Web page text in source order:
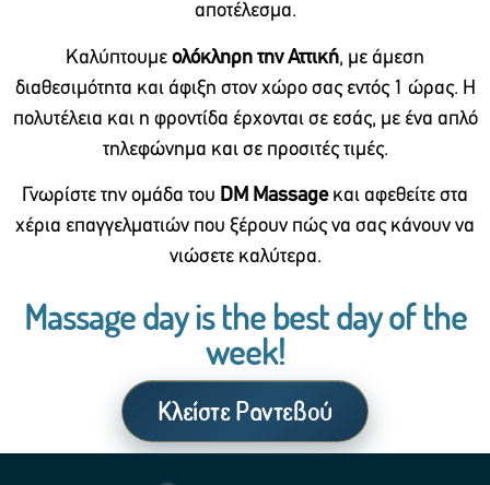
αποτέλεσμα.
Καλύπτουμε ολόκληρη την Αττική, με άμεση
διαθεσιμότητα και άφιξη στον χώρο σας εντός 1 ώρας. Η
πολυτέλεια και η φροντίδα έρχονται σε εσάς, με ένα απλό
τηλεφώνημα και σε προσιτές τιμές.
Γνωρίστε την ομάδα του DM Massageκαι αφεθείτε στα
χέρια επαγγελματιών που ξέρουν πώς να σας κάνουν να
νιώσετε καλύτερα.
Massage day is the best day of the
week!
Κλείστε Ραντεβού